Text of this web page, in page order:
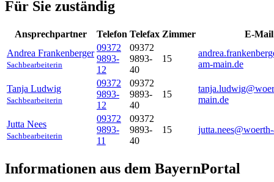
Für Sie zuständig
Ansprechpartner Telefon Telefax Zimmer
E-Mail
Andrea Frankenberger
Sachbearbeiterin
09372
9893-
12
09372
9893-
40
15
am-main.de
Tanja Ludwig
Sachbearbeiterin
09372
9893-
12
09372
9893-
40
15
main.de
Jutta Nees
Sachbearbeiterin
09372
9893-
11
09372
9893-
40
15
Informationen aus dem BayernPortal